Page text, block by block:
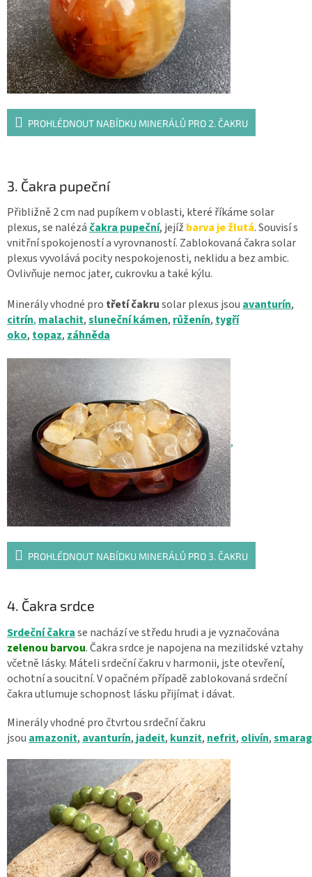
PROHLÉDNOUT NABÍDKU MINERÁLŮ PRO 2. ČAKRU
3. Čakra pupeční
Přibližně 2 cm nad pupíkem v oblasti, které říkáme solar
plexus, se nalézá čakra pupeční, jejíž barva je žlutá. Souvisí s
vnitřní spokojeností a vyrovnaností. Zablokovaná čakra solar
plexus vyvolává pocity nespokojenosti, neklidu a bez ambic.
Ovlivňuje nemoc jater, cukrovku a také kýlu.
Minerály vhodné pro třetí čakrusolar plexus jsou avanturín,
citrín, malachit,sluneční kámen, růženín, tygří
oko, topaz, záhněda
,
PROHLÉDNOUT NABÍDKU MINERÁLŮ PRO 3. ČAKRU
4. Čakra srdce
Srdeční čakrase nachází ve středu hrudi a je vyznačována
zelenou barvou. Čakra srdce je napojena na mezilidské vztahy
včetně lásky. Máteli srdeční čakru v harmonii, jste otevření,
ochotní a soucitní. V opačném případě zablokovaná srdeční
čakra utlumuje schopnost lásku přijímat i dávat.
Minerály vhodné pro čtvrtou srdeční čakru
jsou amazonit, avanturín, jadeit, kunzit, nefrit, olivín,